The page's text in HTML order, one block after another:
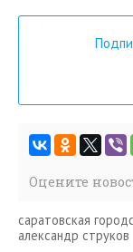
Оцените
саратовская
александр струков